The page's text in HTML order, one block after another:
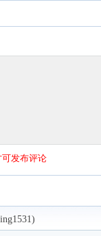
发布评论